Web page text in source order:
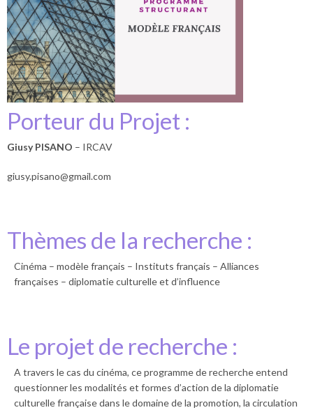
Porteur du Projet :
Giusy PISANO – IRCAV
giusy.pisano@gmail.com
Thèmes de la recherche :
Cinéma – modèle français – Instituts français – Alliances
françaises – diplomatie culturelle et d’influence
Le projet de recherche :
A travers le cas du cinéma, ce programme de recherche entend
questionner les modalités et formes d’action de la diplomatie
culturelle française dans le domaine de la promotion, la circulation